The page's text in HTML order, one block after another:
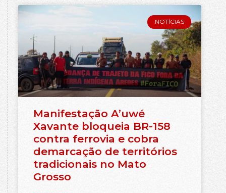
NOTÍCIAS
Manifestação A’uwé
Xavante bloqueia BR-158
contra ferrovia e cobra
demarcação de territórios
tradicionais no Mato
Grosso